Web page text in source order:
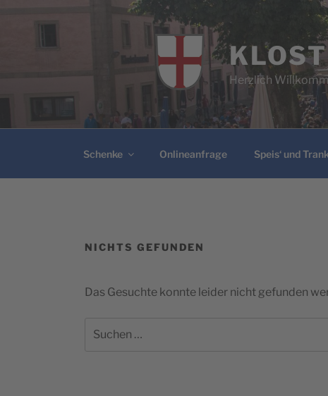
Herzlich
Schenke Onlineanfrage Speis‘ und Trank
NICHTS GEFUNDEN
Das Gesuchte konnte leider nicht gefunden
nach: